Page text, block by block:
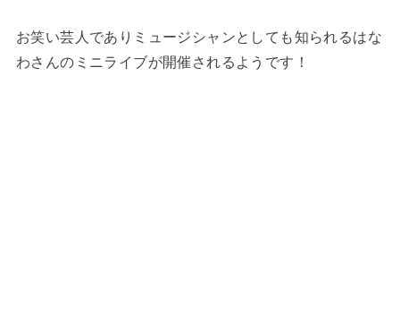
お笑い芸人でありミュージシャンとしても知られるはな
わさんのミニライブが開催されるようです！